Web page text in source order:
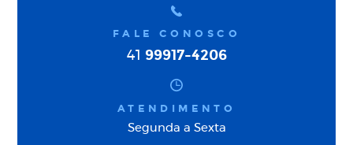
FALE CONOSCO
41 99917-4206
ATENDIMENTO
Segunda a Sexta